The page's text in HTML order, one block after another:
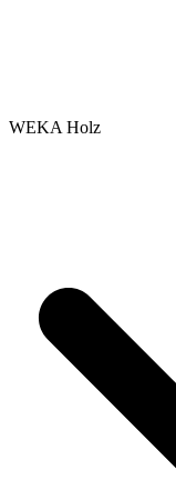
WEKA Holz